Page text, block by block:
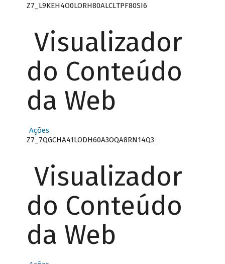
Z7_L9KEH4O0LORH80ALCLTPF80SI6
Visualizador
do Conteúdo
da Web
Ações
Z7_7QGCHA41LODH60A3OQA8RN14Q3
Visualizador
do Conteúdo
da Web